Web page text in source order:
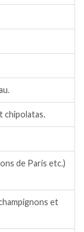
chipolatas.
de Paris etc.)
et